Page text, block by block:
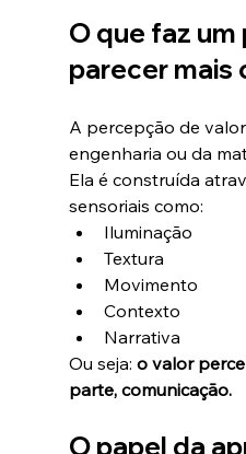
O que faz
parecer mais
A percepção de
engenharia ou da
Ela é construída
sensoriais como:
Iluminação
Textura
Movimento
Contexto
Narrativa
Ou seja: o valor
parte, comunicação.
O papel da